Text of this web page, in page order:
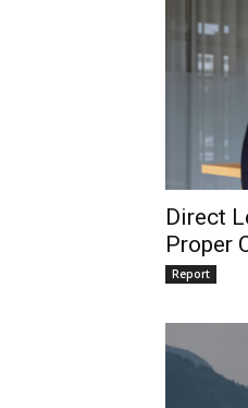
Direct
Proper
Report